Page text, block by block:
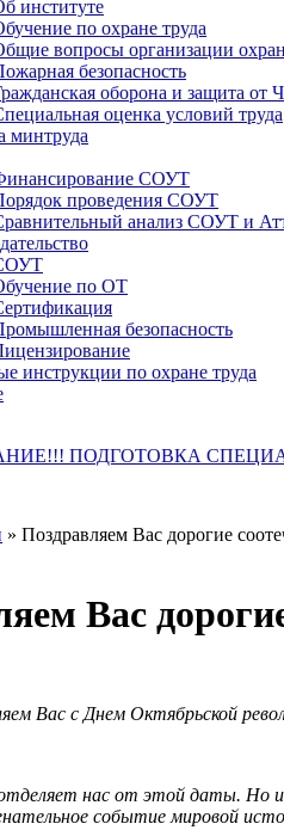
институте
по охране труда
вопросы организации
безопасность
оборона и защита от
оценка условий труда
минтруда
СОУТ
проведения СОУТ
анализ СОУТ и
по ОТ
безопасность
инструкции по охране труда
ПОДГОТОВКА
» Поздравляем Вас дорогие
Вас
Вас с Днем Октябрьской
нас от этой даты. Но и
событие мировой